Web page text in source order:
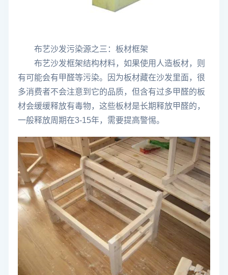
布艺沙发污染源之三：板材框架
布艺沙发框架结构材料，如果使用人造板材，则
有可能会有甲醛等污染。因为板材藏在沙发里面，很
多消费者不会注意到它的品质，但含有过多甲醛的板
材会缓缓释放有毒物，这些板材是长期释放甲醛的，
一般释放周期在3-15年，需要提高警惕。